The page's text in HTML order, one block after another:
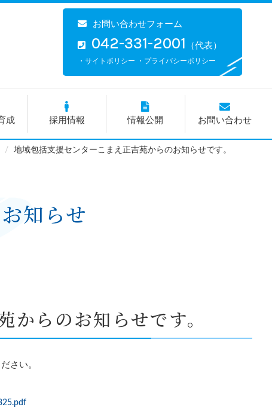
お問い合わせフォーム
042-331-2001 （代表）
・サイトポリシー ・プライバシーポリシー
成 採用情報 情報公開 お問い合わせ
地域包括支援センターこまえ正吉苑からのお知らせです。
知らせ
らのお知らせです。
さい。